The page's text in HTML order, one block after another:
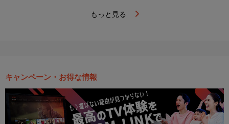
もっと見る
キャンペーン・お得な情報